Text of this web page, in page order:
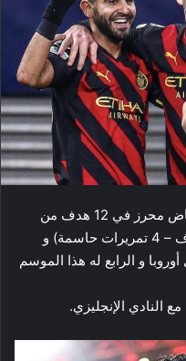
منذ العودة من كأس العالم ، ساهم رياض محرز في 12 هدف من
اصل 13 مباراة مع مان سيتي (8 اهداف – 4 تمريرات حاسمة) و
أبطال أوروبا و الرابع له هذا الموسم